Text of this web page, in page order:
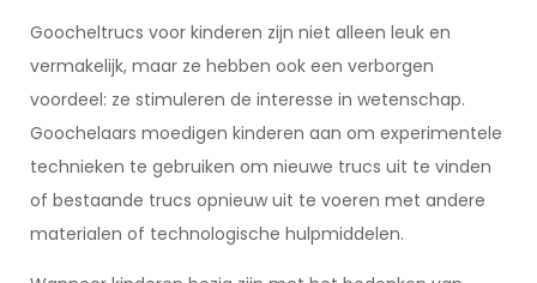
Goocheltrucs voor kinderen zijn niet alleen leuk en
vermakelijk, maar ze hebben ook een verborgen
voordeel: ze stimuleren de interesse in wetenschap.
Goochelaars moedigen kinderen aan om experimentele
technieken te gebruiken om nieuwe trucs uit te vinden
of bestaande trucs opnieuw uit te voeren met andere
materialen of technologische hulpmiddelen.